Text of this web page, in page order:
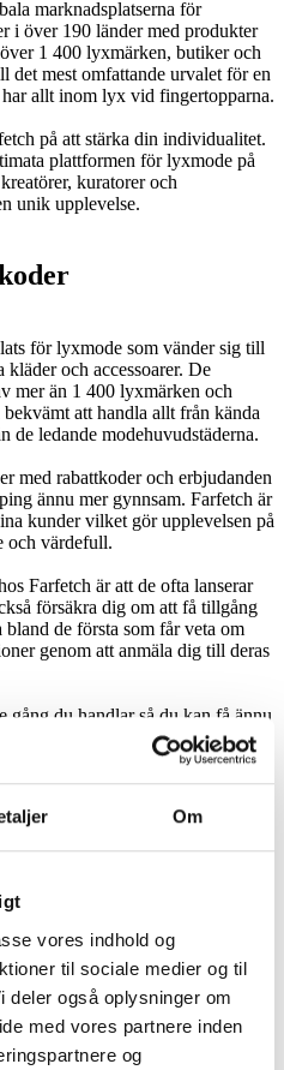
Om
vores indhold og
til sociale medier og til
også oplysninger om
med vores partnere inden
og
marknadsplatserna för
i över 190 länder med produkter
1 400 lyxmärken, butiker och
det mest omfattande urvalet för en
allt inom lyx vid fingertopparna.
på att stärka din individualitet.
plattformen för lyxmode på
kuratorer och
unik upplevelse.
för lyxmode som vänder sig till
och accessoarer. De
mer än 1 400 lyxmärken och
att handla allt från kända
ledande modehuvudstäderna.
med rabattkoder och erbjudanden
ännu mer gynnsam. Farfetch är
kunder vilket gör upplevelsen på
och värdefull.
Farfetch är att de ofta lanserar
försäkra dig om att få tillgång
de första som får veta om
genom att anmäla dig till deras
gång du handlar så du kan få ännu
- detta ingår i deras
några fantastiska Black Friday-
fynda några lyxiga föremål till bra
nyhetsbrev för att ta del av
"FARFETCH Premier", där
handlar, vilka senare kan
med Savier